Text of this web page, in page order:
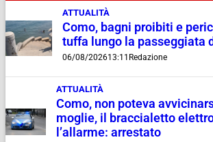
ATTUALITÀ
Como, bagni proibiti e
tuffa lungo la passeggiata
06/08/202613:11 Redazione
ATTUALITÀ
Como, non poteva
moglie, il braccialetto
l’allarme: arrestato